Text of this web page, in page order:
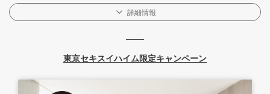
詳細情報
東京セキスイハイム限定キャンペーン